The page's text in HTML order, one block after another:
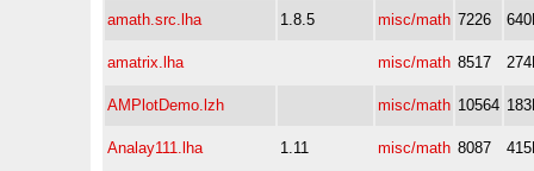
amath.src.lha 1.8.5 misc/math 7226
amatrix.lha misc/math 8517
AMPlotDemo.lzh misc/math 10564
Analay111.lha 1.11 misc/math 8087